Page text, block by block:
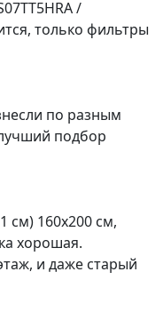
/
только фильтры
по разным
подбор
см) 160х200 см,
хорошая.
и даже старый